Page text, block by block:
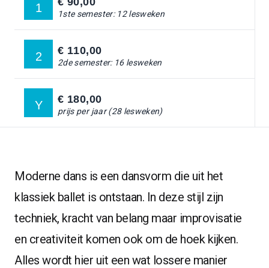
1 1ste semester: 12 lesweken
2 € 110,00
2de semester: 16 lesweken
Y € 180,00
prijs per jaar (28 lesweken)
Moderne dans is een dansvorm die uit het
klassiek ballet is ontstaan. In deze stijl zijn
techniek, kracht van belang maar improvisatie
en creativiteit komen ook om de hoek kijken.
Alles wordt hier uit een wat lossere manier